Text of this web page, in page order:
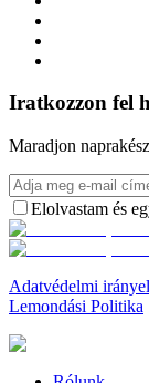
Iratkozzon fel
Maradjon
Elolvastam és
Adatvédelmi
Lemondási Politika